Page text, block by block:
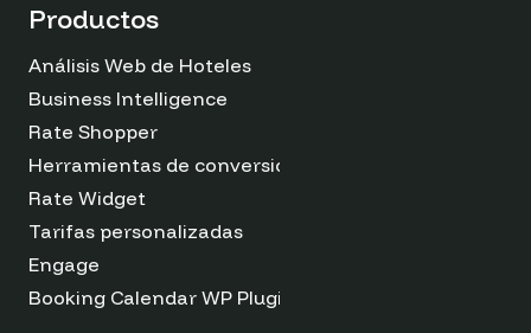
Productos
Análisis Web de Hoteles
Business Intelligence
Rate Shopper
Herramientas de conversión
Rate Widget
Tarifas personalizadas
Engage
Booking Calendar WP Plugin